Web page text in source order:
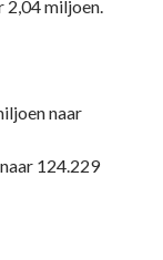
2,04 miljoen.
naar
124.229